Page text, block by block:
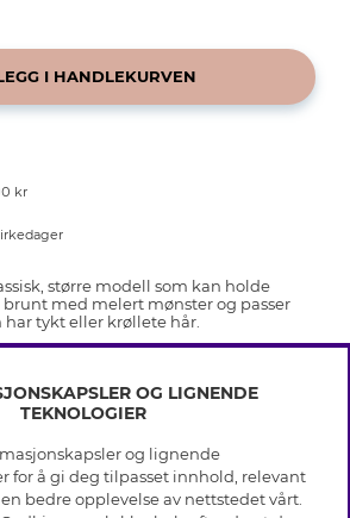
I HANDLEKURVEN
kr
større modell som kan holde
med melert mønster og passer
har tykt eller krøllete hår.
INFO
Vilkår
OG LIGNENDE
TEKNOLOGIER
og lignende
for å gi deg tilpasset innhold, relevant
bedre opplevelse av nettstedet vårt.